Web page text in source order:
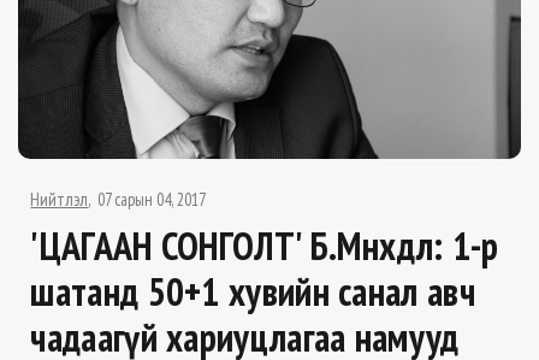
Нийтлэл 07 сарын 04, 2017
'ЦАГААН СОНГОЛТ' Б.Мөнхдөл: 1-р
шатанд 50+1 хувийн санал авч
чадаагүй хариуцлагаа намууд